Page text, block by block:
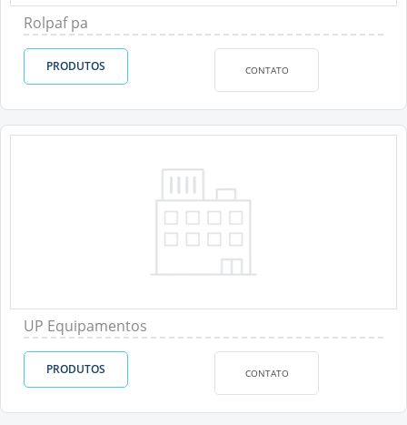
Rolpaf pa
PRODUTOS CONTATO
UP Equipamentos
PRODUTOS CONTATO